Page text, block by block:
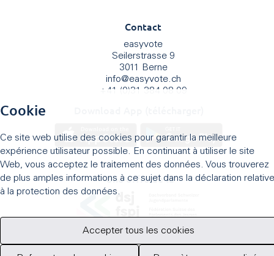
Contact
easyvote
Seilerstrasse 9
3011 Berne
info@easyvote.ch
+41 (0)31 384 08 09
Une offre de la
Cookie
Ce site web utilise des cookies pour garantir la meilleure
expérience utilisateur possible. En continuant à utiliser le site
Web, vous acceptez le traitement des données. Vous trouverez
de plus amples informations à ce sujet dans la déclaration relative
à la protection des données.
Accepter tous les cookies